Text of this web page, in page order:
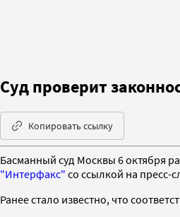
Суд проверит
Копировать ссылку
Басманный суд Москвы 6 октября
"Интерфакс" со ссылкой на пресс-
Ранее стало известно, что